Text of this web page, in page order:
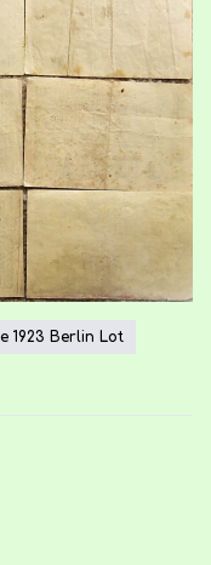
1923 Berlin Lot